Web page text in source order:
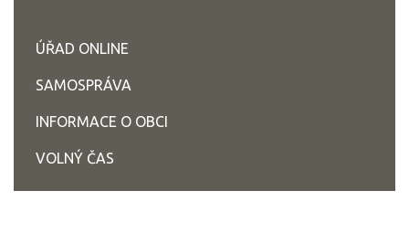
ÚŘAD ONLINE
SAMOSPRÁVA
INFORMACE O OBCI
VOLNÝ ČAS